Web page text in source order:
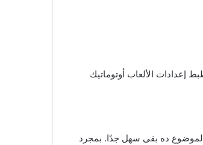
إعدادات الألعاب أوتوماتيك
الموضوع ده بقى سهل جدًا. بمجرد